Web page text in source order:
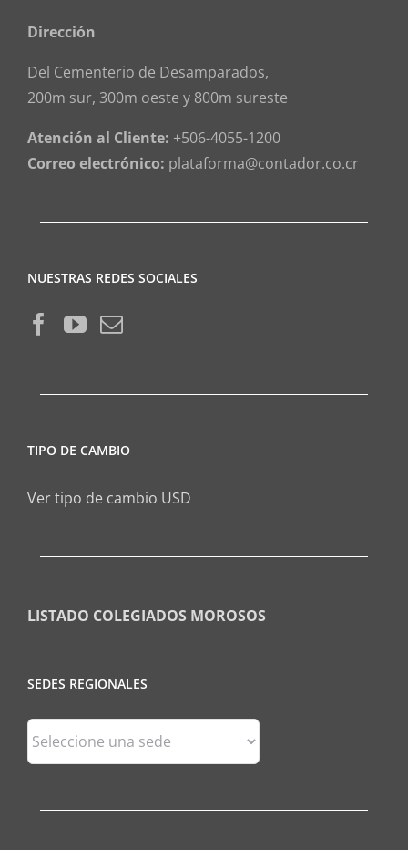
Dirección
Del Cementerio de Desamparados,
200m sur, 300m oeste y 800m sureste
Atención al Cliente: +506-4055-1200
Correo electrónico: plataforma@contador.co.cr
NUESTRAS REDES SOCIALES
TIPO DE CAMBIO
Ver tipo de cambio USD
LISTADO COLEGIADOS MOROSOS
SEDES REGIONALES
Sedes
Regionales